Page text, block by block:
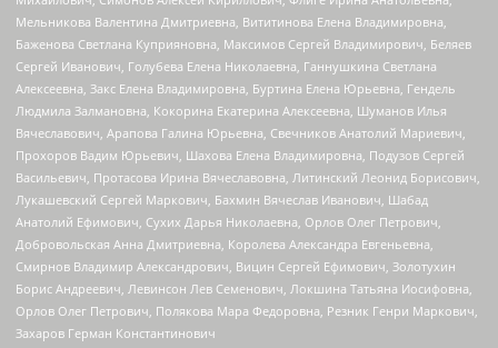
Мельникова Валентина Дмитриевна, Вититинова Елена Владимировна,
Баженова Светлана Куприяновна, Максимов Сергей Владимирович, Беляев
Сергей Иванович, Голубева Елена Николаевна, Ганнушкина Светлана
Алексеевна, Закс Елена Владимировна, Буртина Елена Юрьевна, Гендель
Людмила Залмановна, Кокорина Екатерина Алексеевна, Шуманов Илья
Вячеславович, Арапова Галина Юрьевна, Свечников Анатолий Мариевич,
Прохоров Вадим Юрьевич, Шахова Елена Владимировна, Подузов Сергей
Васильевич, Протасова Ирина Вячеславовна, Литинский Леонид Борисович,
Лукашевский Сергей Маркович, Бахмин Вячеслав Иванович, Шабад
Анатолий Ефимович, Сухих Дарья Николаевна, Орлов Олег Петрович,
Добровольская Анна Дмитриевна, Королева Александра Евгеньевна,
Смирнов Владимир Александрович, Вицин Сергей Ефимович, Золотухин
Борис Андреевич, Левинсон Лев Семенович, Локшина Татьяна Иосифовна,
Орлов Олег Петрович, Полякова Мара Федоровна, Резник Генри Маркович,
Захаров Герман Константинович